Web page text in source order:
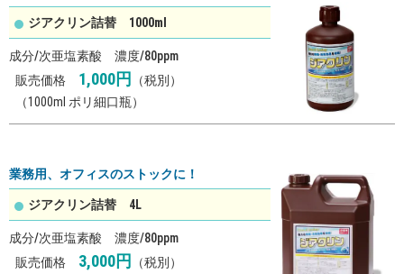
ジアクリン詰替 1000ml
成分/次亜塩素酸 濃度/80ppm
販売価格 1,000円
（税別）
（1000ml ポリ細口瓶）
業務用、オフィスのストックに！
ジアクリン詰替 4L
成分/次亜塩素酸 濃度/80ppm
販売価格 3,000円
（税別）